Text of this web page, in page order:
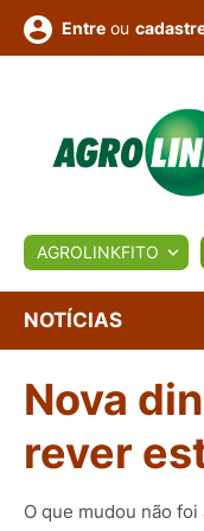
BIOLÓGICOS
Conversor
Entre ou
AGROLINKFITO
NOTÍCIAS
Nova
rever
O que mudou não